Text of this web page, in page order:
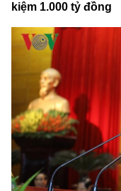
kiệm 1.000 tỷ đồng